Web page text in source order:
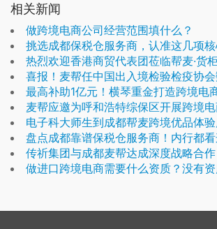
相关新闻
做跨境电商公司经营范围填什么？
挑选成都保税仓服务商，认准这几项
热烈欢迎香港商贸代表团莅临帮麦·货
喜报！麦帮任中国出入境检验检疫协会数字经济与跨境电商
最高补助1亿元！横琴重金打造跨境电
麦帮应邀为呼和浩特综保区开展跨境
电子科大师生到成都帮麦跨境优品体验店
盘点成都靠谱保税仓服务商！内行都
传祈集团与成都麦帮达成深度战略合作
做进口跨境电商需要什么资质？没有资质可